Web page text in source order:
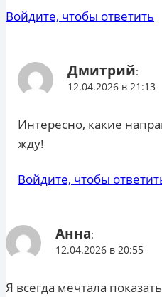
Войдите, чтобы ответить
Дмитрий:
12.04.2026 в 21:13
Интересно, какие
жду!
Войдите, чтобы
Анна:
12.04.2026 в 20:55
Я всегда мечтала